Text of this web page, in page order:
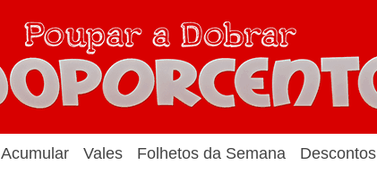
Acumular Vales Folhetos da Semana Descontos